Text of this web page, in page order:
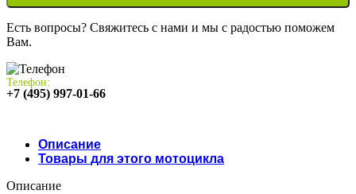
Есть вопросы? Свяжитесь с нами и мы с радостью поможем
Вам.
Телефон:
+7 (495) 997-01-66
Описание
Товары для этого мотоцикла
Описание